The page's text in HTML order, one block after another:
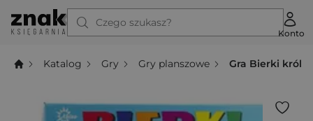
Czego szukasz?
Konto
Katalog Gry Gry planszowe Gra Bierki